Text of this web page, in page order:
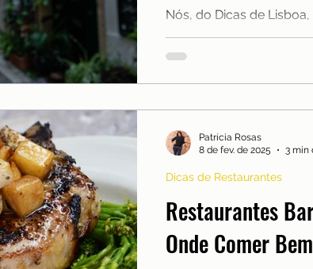
Reino Unido Saúde Serra da
Sobre nós
Nós, do Dicas de
quando a cidade ganha
alegre, colorida e cheia
Restaurantes
Onde Comer
Dicas de Restaurantes
Patrícia Rosas
8 de fev. de 2025
3 min